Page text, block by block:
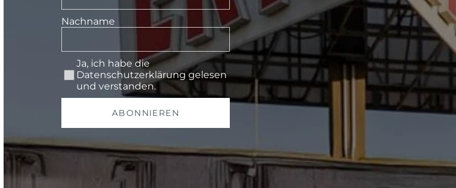
Nachname
Ja, ich habe die
Datenschutzerklärunggelesen
und verstanden.
ABONNIEREN